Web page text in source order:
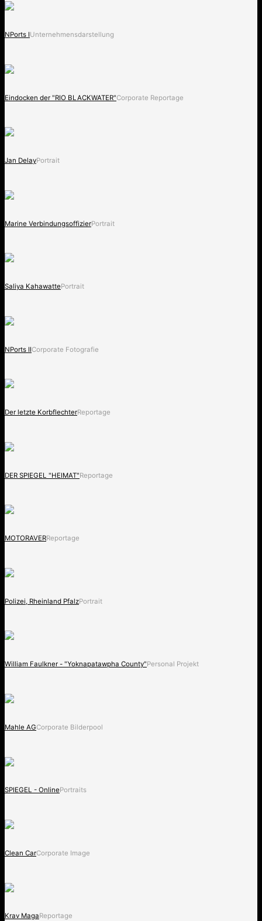
NPorts IUnternehmensdarstellung
Eindocken der "RIO BLACKWATER"Corporate Reportage
Jan DelayPortrait
Marine VerbindungsoffizierPortrait
Saliya KahawattePortrait
NPorts IICorporate Fotografie
Der letzte KorbflechterReportage
DER SPIEGEL "HEIMAT"Reportage
MOTORAVERReportage
Polizei, Rheinland PfalzPortrait
William Faulkner - "Yoknapatawpha County"Personal Projekt
Mahle AGCorporate Bilderpool
SPIEGEL - OnlinePortraits
Clean CarCorporate Image
Krav MagaReportage